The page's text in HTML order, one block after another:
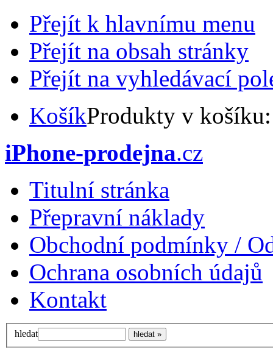
Přejít k hlavnímu menu
Přejít na obsah stránky
Přejít na vyhledávací
KošíkProdukty v
iPhone-prodejna.cz
Titulní stránka
Přepravní náklady
Obchodní podmínky /
Ochrana osobních údajů
Kontakt
hledat